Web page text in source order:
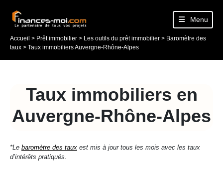
Menu
Accueil > Prêt immobilier > Les outils du prêt immobilier > Baromètre des
taux > Taux immobiliers Auvergne-Rhône-Alpes
Taux immobiliers en
Auvergne-Rhône-Alpes
*Le baromètre des taux est mis à jour tous les mois avec les taux
d’intérêts pratiqués.